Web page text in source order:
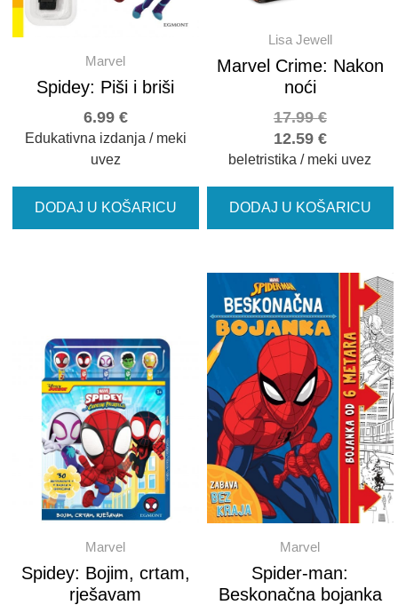
Marvel
Spidey: Piši i briši
6.99 €
Edukativna izdanja / meki
uvez
DODAJ U KOŠARICU
Lisa Jewell
Marvel Crime: Nakon
noći
12.59 €
17.99€
beletristika / meki uvez
DODAJ U KOŠARICU
Marvel
Spidey: Bojim, crtam,
rješavam
Marvel
Spider-man:
Beskonačna bojanka